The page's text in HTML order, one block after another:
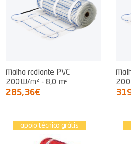
Malha radiante PVC
200W/m² - 8,0 m²
285,36€
apoio técnico grátis